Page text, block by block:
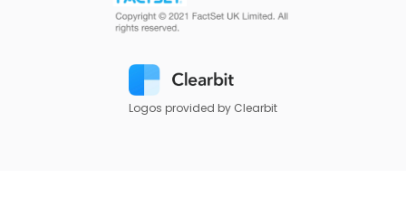
Logos provided by Clearbit